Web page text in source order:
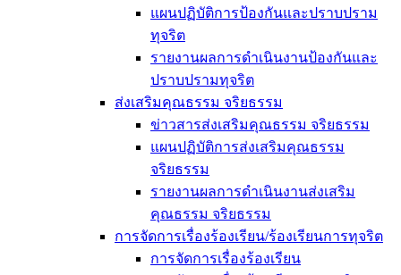
แผนปฏิบัติการป้องกันและปราบปราม
ทุจริต
รายงานผลการดำเนินงานป้องกันและ
ปราบปรามทุจริต
ส่งเสริมคุณธรรม จริยธรรม
ข่าวสารส่งเสริมคุณธรรม จริยธรรม
แผนปฏิบัติการส่งเสริมคุณธรรม
จริยธรรม
รายงานผลการดำเนินงานส่งเสริม
คุณธรรม จริยธรรม
การจัดการเรื่องร้องเรียน/ร้องเรียนการทุจริต
การจัดการเรื่องร้องเรียน